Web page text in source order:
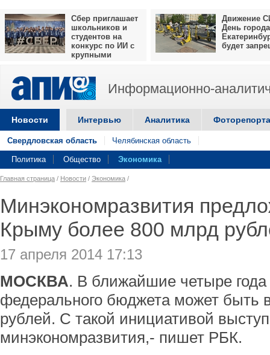
Сбер приглашает
школьников и
студентов на
конкурс по ИИ с
крупными
Движение
День города
будет
Информационно-
Новости Интервью Аналитика
Свердловская область Челябинская область
Политика Общество Экономика
Главная страница / Новости / Экономика /
Минэкономразвития
Крыму более 800 млрд
17 апреля 2014 17:13
МОСКВА. В ближайшие четыре
федерального бюджета может быть
рублей. С такой инициативой
минэкономразвития,- пишет РБК.